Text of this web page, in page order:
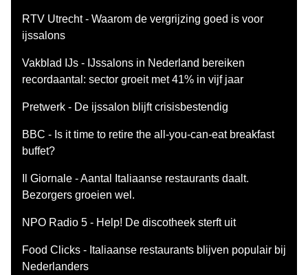
RTV Utrecht - Waarom de vergrijzing goed is voor
ijssalons
Vakblad IJs - IJssalons in Nederland bereiken
recordaantal: sector groeit met 41% in vijf jaar
Pretwerk - De ijssalon blijft crisisbestendig
BBC - Is it time to retire the all-you-can-eat breakfast
buffet?
Il Giornale - Aantal Italiaanse restaurants daalt.
Bezorgers groeien wel.
NPO Radio 5 - Help! De discotheek sterft uit
Food Clicks - Italiaanse restaurants blijven populair bij
Nederlanders